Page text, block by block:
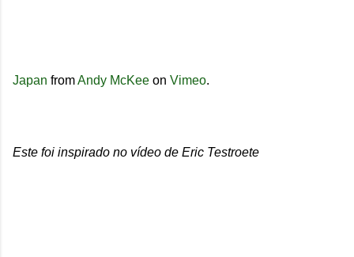
Japan fromAndy McKee on Vimeo.
Este foi inspirado no vídeo de Eric Testroete